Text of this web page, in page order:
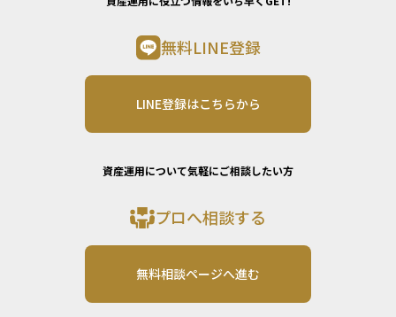
無料LINE登録
LINE登録はこちらから
資産運用について気軽にご相談したい方
プロへ相談する
無料相談ページへ進む